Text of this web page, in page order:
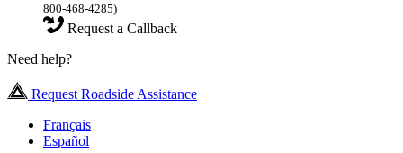
800-468-4285)
Request a Callback
Need help?
Request Roadside Assistance
Français
Español